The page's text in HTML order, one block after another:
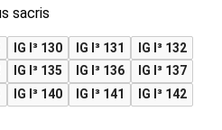
sacris
IG I³ 130 IG I³ 131
IG I³ 132
IG I³ 135 IG I³ 136
IG I³ 137
IG I³ 140 IG I³ 141
IG I³ 142